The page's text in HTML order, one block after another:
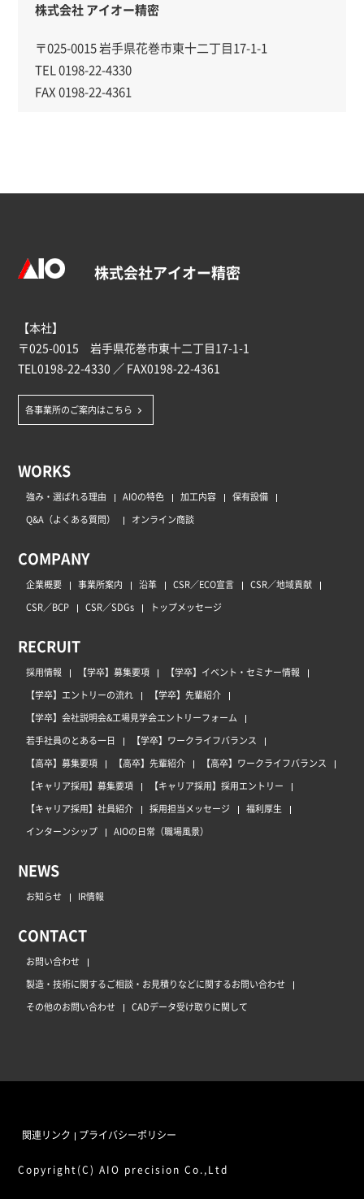
株式会社 アイオー精密
〒025-0015 岩手県花巻市東十二丁目17-1-1
TEL 0198-22-4330
FAX 0198-22-4361
株式会社アイオー精密
【本社】
〒025-0015 岩手県花巻市東十二丁目17-1-1
TEL0198-22-4330 ／ FAX0198-22-4361
各事業所のご案内はこちら
WORKS
強み・選ばれる理由 AIOの特色 加工内容
保有設備
Q&A（よくある質問）
オンライン商談
COMPANY
企業概要 事業所案内 沿革 CSR／ECO宣言
CSR／地域貢献
CSR／BCP
CSR／SDGs トップメッセージ
RECRUIT
採用情報 【学卒】募集要項
【学卒】イベント・セミナー情報
【学卒】エントリーの流れ
【学卒】先輩紹介
【学卒】会社説明会&工場見学会エントリーフォーム
若手社員のとある一日
【学卒】ワークライフバランス
【高卒】募集要項
【高卒】先輩紹介
【高卒】ワークライフバランス
【キャリア採用】募集要項
【キャリア採用】採用エントリー
【キャリア採用】社員紹介
採用担当メッセージ
福利厚生
インターンシップ
AIOの日常（職場風景）
NEWS
お知らせ IR情報
CONTACT
お問い合わせ
製造・技術に関するご相談・お見積りなどに関するお問い合わせ
その他のお問い合わせ
CADデータ受け取りに関して
Copyright(C) AIO precision Co.,Ltd
関連リンク プライバシーポリシー